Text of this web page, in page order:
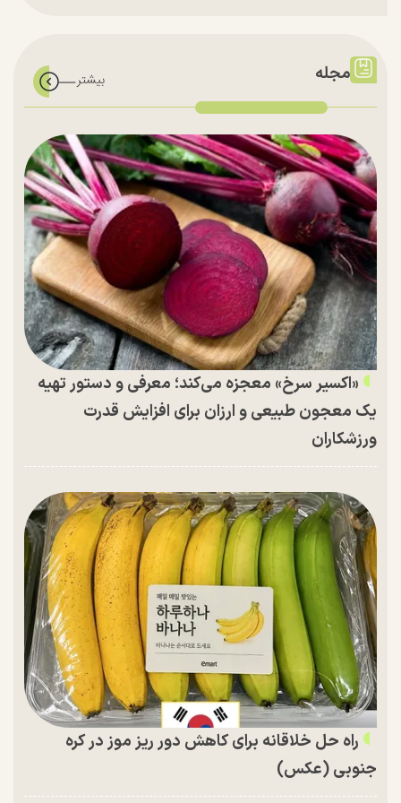
مجله
«اکسیر سرخ» معجزه می‌کند؛ معرفی و دستور تهیه
یک معجون طبیعی و ارزان برای افزایش قدرت
ورزشکاران
راه حل خلاقانه برای کاهش دور ریز موز در کره
جنوبی (عکس)